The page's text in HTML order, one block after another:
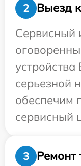
2
Выезд
Сервисный
серьезной
обеспечим
сервисный
3 Ремонт